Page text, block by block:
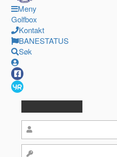
Meny
Golfbox
Kontakt
BANESTATUS
Søk